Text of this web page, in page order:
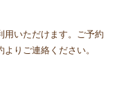
用いただけます。ご予約
りご連絡ください。